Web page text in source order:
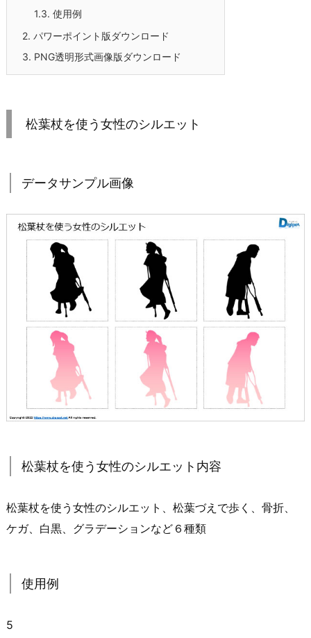
1.3. 使用例
2. パワーポイント版ダウンロード
3. PNG透明形式画像版ダウンロード
松葉杖を使う女性のシルエット
データサンプル画像
松葉杖を使う女性のシルエット内容
松葉杖を使う女性のシルエット、松葉づえで歩く、骨折、
ケガ、白黒、グラデーションなど６種類
使用例
5